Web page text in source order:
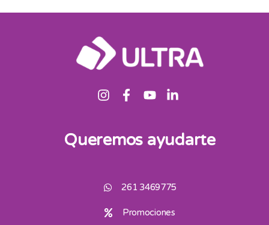
Queremos ayudarte
261 3469775
Promociones